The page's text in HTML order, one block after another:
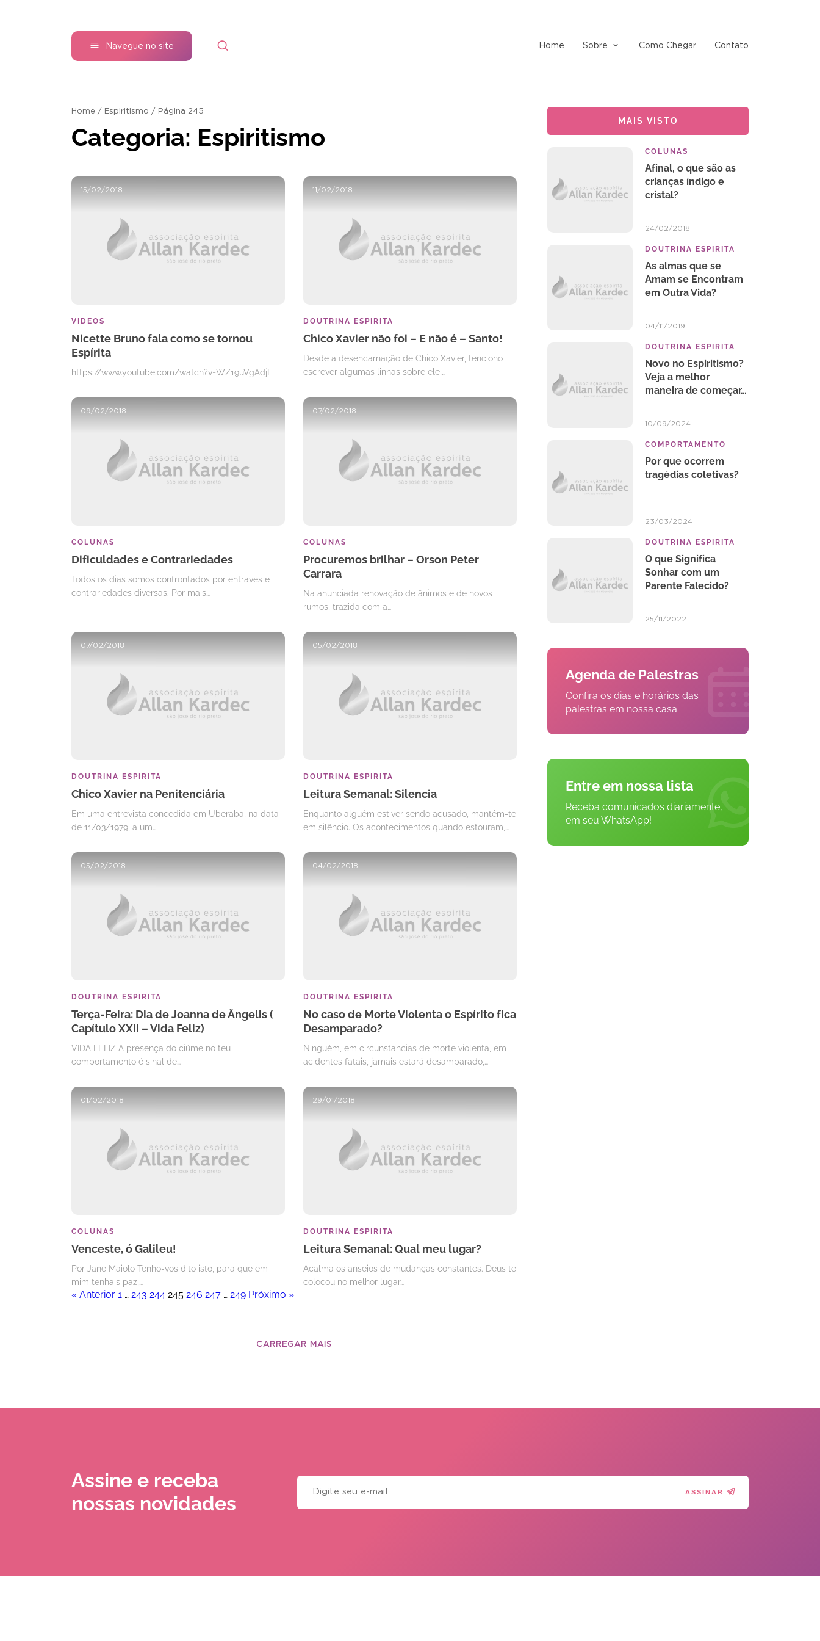
Navegue no site Home Sobre Como Chegar Contato
Home / Espiritismo / Página 245
Categoria: Espiritismo
15/02/2018
VIDEOS
Nicette Bruno fala como se tornou
Espírita
https://www.youtube.com/watch?v=WZ19uVgAdjI
11/02/2018
DOUTRINA ESPIRITA
Chico Xavier não foi – E não é – Santo!
Desde a desencarnação de Chico Xavier, tenciono
escrever algumas linhas sobre ele,…
09/02/2018
COLUNAS
Dificuldades e Contrariedades
Todos os dias somos confrontados por entraves e
contrariedades diversas. Por mais…
07/02/2018
COLUNAS
Procuremos brilhar – Orson Peter
Carrara
Na anunciada renovação de ânimos e de novos
rumos, trazida com a…
07/02/2018
DOUTRINA ESPIRITA
Chico Xavier na Penitenciária
Em uma entrevista concedida em Uberaba, na data
de 11/03/1979, a um…
05/02/2018
DOUTRINA ESPIRITA
Leitura Semanal: Silencia
Enquanto alguém estiver sendo acusado, mantêm-te
em silêncio. Os acontecimentos quando estouram,…
05/02/2018
DOUTRINA ESPIRITA
Terça-Feira: Dia de Joanna de Ângelis (
Capítulo XXII – Vida Feliz)
VIDA FELIZ A presença do ciúme no teu
comportamento é sinal de…
04/02/2018
DOUTRINA ESPIRITA
No caso de Morte Violenta o Espírito fica
Desamparado?
Ninguém, em circunstancias de morte violenta, em
acidentes fatais, jamais estará desamparado,…
01/02/2018
COLUNAS
Venceste, ó Galileu!
Por Jane Maiolo Tenho-vos dito isto, para que em
mim tenhais paz,…
29/01/2018
DOUTRINA ESPIRITA
Leitura Semanal: Qual meu lugar?
Acalma os anseios de mudanças constantes. Deus te
colocou no melhor lugar…
« Anterior 1 … 243 244 245 246 247 … 249 Próximo »
CARREGAR MAIS
MAIS VISTO
COLUNAS
Afinal, o que são as
crianças índigo e
cristal?
24/02/2018
DOUTRINA ESPIRITA
As almas que se
Amam se Encontram
em Outra Vida?
04/11/2019
DOUTRINA ESPIRITA
Novo no Espiritismo?
Veja a melhor
maneira de começar…
10/09/2024
COMPORTAMENTO
Por que ocorrem
tragédias coletivas?
23/03/2024
DOUTRINA ESPIRITA
O que Significa
Sonhar com um
Parente Falecido?
25/11/2022
Agenda de Palestras
Confira os dias e horários das
palestras em nossa casa.
Entre em nossa lista
Receba comunicados diariamente,
em seu WhatsApp!
Assine e receba
nossas novidades
ASSINAR